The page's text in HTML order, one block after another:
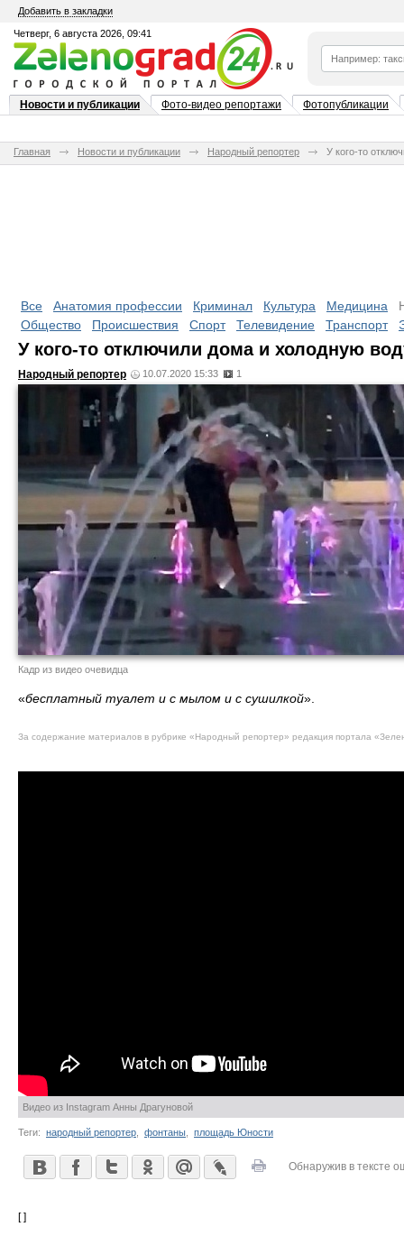
Добавить в закладки
Четверг, 6 августа 2026, 09:41
Новости и публикации Фото-видео репортажи Фотопубликации
Главная Новости и публикации Народный репортер У кого-то
Все Анатомия профессии Криминал Культура Медицина
Общество
Происшествия Спорт Телевидение Транспорт
У кого-то отключили дома и холодную
Народный репортер 10.07.2020 15:33 1
Кадр из видео очевидца
«бесплатный туалет и с мылом и с сушилкой».
За содержание материалов в рубрике «Народный репортер» редакция портала
Видео из Instagram Анны Драгуновой
Теги: народный репортер фонтаны площадь Юности
Обнаружив в тексте
[ ]